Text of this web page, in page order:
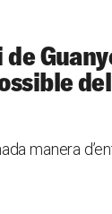
manera